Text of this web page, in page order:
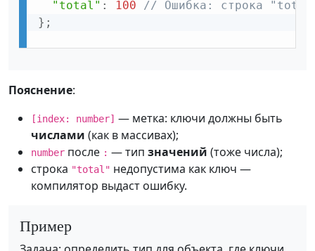
"total" : 100
// Ошибка: строка "total"
} ;
Пояснение:
[index: number] — метка: ключи должны быть
числами (как в массивах);
number после : — тип значений (тоже числа);
строка "total" недопустима как ключ —
компилятор выдаст ошибку.
Пример